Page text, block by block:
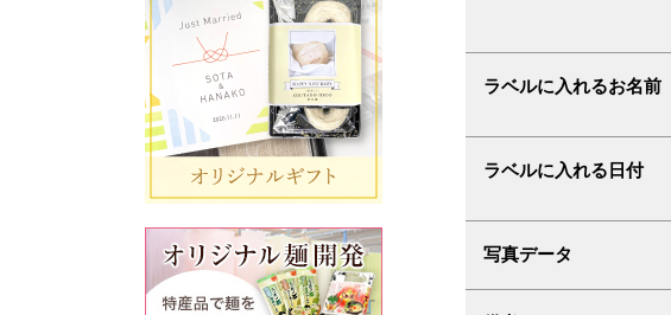
ラベルに入れるお名前
ラベルに入れる日付
写真データ